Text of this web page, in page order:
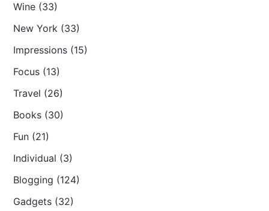
Wine (33)
New York (33)
Impressions (15)
Focus (13)
Travel (26)
Books (30)
Fun (21)
Individual (3)
Blogging (124)
Gadgets (32)